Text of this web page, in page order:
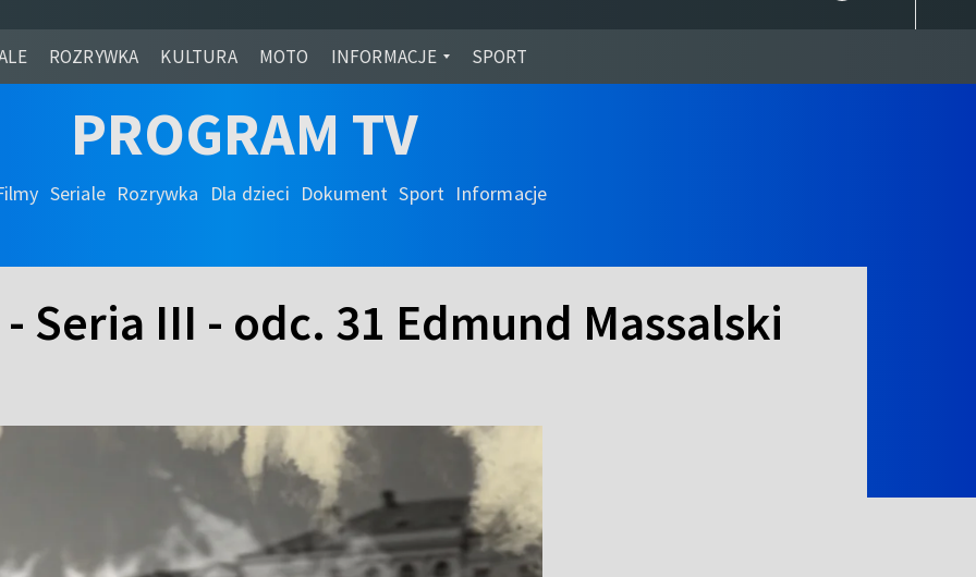
ROZRYWKA KULTURA MOTO INFORMACJE SPORT
PROGRAM TV
Seriale Rozrywka Dla dzieci Dokument Sport Informacje
Seria III - odc. 31 Edmund Massalski